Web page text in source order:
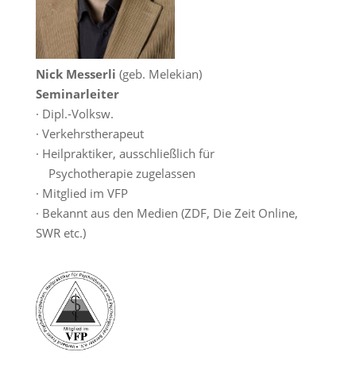
Nick Messerli (geb. Melekian)
Seminarleiter
· Dipl.-Volksw.
· Verkehrstherapeut
· Heilpraktiker, ausschließlich für
Psychotherapie zugelassen
· Mitglied im VFP
· Bekannt aus den Medien (ZDF, Die Zeit Online,
SWR etc.)